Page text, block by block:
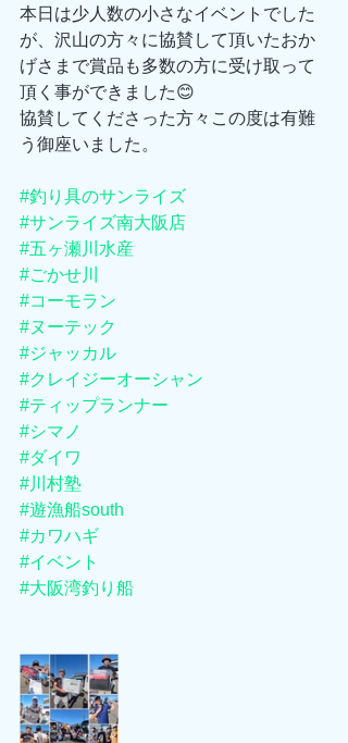
本日は少人数の小さなイベントでした
が、沢山の方々に協賛して頂いたおか
げさまで賞品も多数の方に受け取って
頂く事ができました😊
協賛してくださった方々この度は有難
う御座いました。
#釣り具のサンライズ
#サンライズ南大阪店
#五ヶ瀬川水産
#ごかせ川
#コーモラン
#ヌーテック
#ジャッカル
#クレイジーオーシャン
#ティップランナー
#シマノ
#ダイワ
#川村塾
#遊漁船south
#カワハギ
#イベント
#大阪湾釣り船